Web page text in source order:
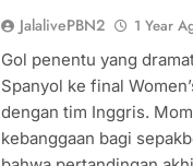
JalalivePBN2 1 Year
Gol penentu yang
Spanyol ke final
dengan tim Inggris.
kebanggaan bagi